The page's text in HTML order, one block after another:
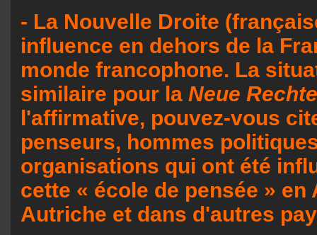
- La Nouvelle Droite
influence en dehors de la
monde francophone. La
similaire pour la Neue
l'affirmative, pouvez-vous
penseurs, hommes
organisations qui ont été
cette « école de pensée » en
Autriche et dans d'autres